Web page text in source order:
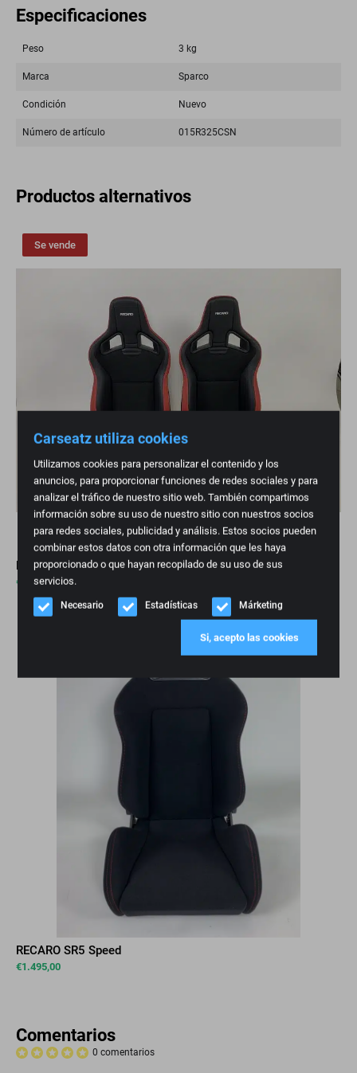
Carseatz utiliza cookies
Utilizamos cookies para personalizar el contenido y los
anuncios, para proporcionar funciones de redes sociales y para
analizar el tráfico de nuestro sitio web. También compartimos
información sobre su uso de nuestro sitio con nuestros socios
para redes sociales, publicidad y análisis. Estos socios pueden
combinar estos datos con otra información que les haya
proporcionado o que hayan recopilado de su uso de sus
servicios.
Necesario Estadísticas Márketing
Si, acepto las cookies
Especificaciones
Peso 3 kg
Marca Sparco
Condición Nuevo
Número de artículo 015R325CSN
Productos alternativos
Se vende
RECARO Sportster CS Performance Edition
€ 3.295,00
RECARO SR5 Speed
€1.495,00
Comentarios
0 comentarios